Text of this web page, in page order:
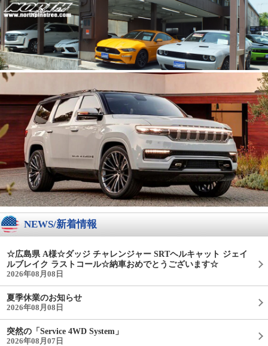
NEWS/新着情報
☆広島県 A様☆ダッジ チャレンジャー SRTヘルキャット ジェイ
ルブレイク ラストコール☆納車おめでとうございます☆
2026年08月08日
夏季休業のお知らせ
2026年08月08日
突然の「Service 4WD System」
2026年08月07日